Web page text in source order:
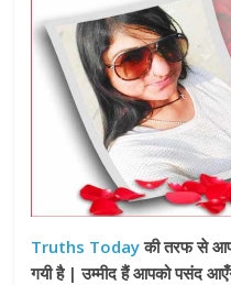
o
o
k
e
r
A
p
p
Truths Todayकी तरफ से
गयी है | उम्मीद हैं आपको पसंद